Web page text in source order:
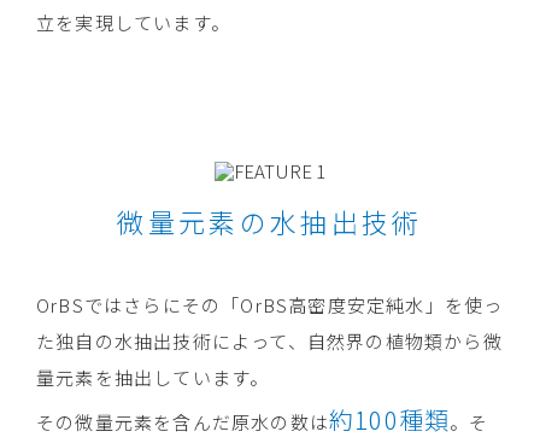
立を実現しています。
微量元素の水抽出技術
OrBSではさらにその「OrBS高密度安定純水」を使っ
た独自の水抽出技術によって、自然界の植物類から微
量元素を抽出しています。
その微量元素を含んだ原水の数は約100種類。そ